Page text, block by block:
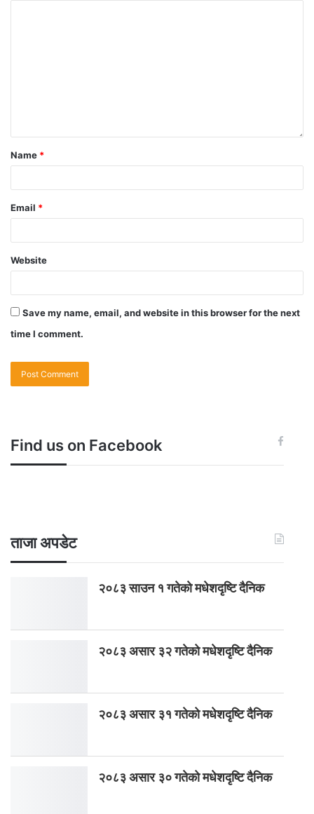
Name *
Email *
Website
Save my name, email, and website in this browser for the next
time I comment.
Find us on Facebook
ताजा अपडेट
२०८३ साउन १ गतेकाे मधेशदृष्टि दैनिक
२०८३ असार ३२ गतेको मधेशदृष्टि दैनिक
२०८३ असार ३१ गतेको मधेशदृष्टि दैनिक
२०८३ असार ३० गतेको मधेशदृष्टि दैनिक